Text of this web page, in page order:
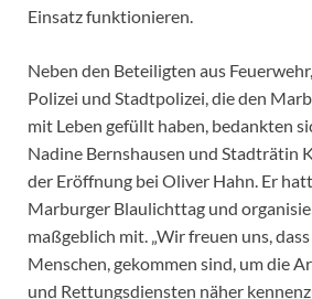
Einsatz funktionieren.
Neben den Beteiligten aus
Polizei und Stadtpolizei, die den
mit Leben gefüllt haben, bedankten
Nadine Bernshausen und Stadträtin
der Eröffnung bei Oliver Hahn. Er
Marburger Blaulichttag und
maßgeblich mit. „Wir freuen uns,
Menschen, gekommen sind, um die
und Rettungsdiensten näher